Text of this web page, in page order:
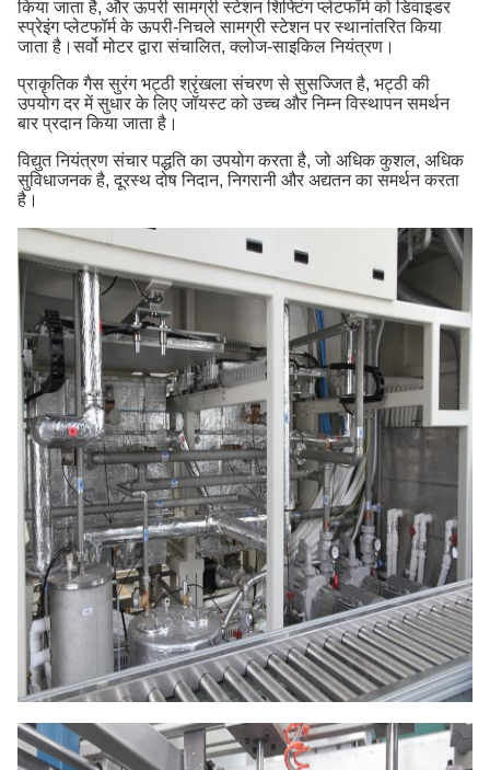
किया जाता है, और ऊपरी सामग्री स्टेशन शिफ्टिंग प्लेटफॉर्म को डिवाइडर
स्प्रेइंग प्लेटफॉर्म के ऊपरी-निचले सामग्री स्टेशन पर स्थानांतरित किया
जाता है।सर्वो मोटर द्वारा संचालित, क्लोज-साइकिल नियंत्रण।
प्राकृतिक गैस सुरंग भट्ठी श्रृंखला संचरण से सुसज्जित है, भट्ठी की
उपयोग दर में सुधार के लिए जॉयस्ट को उच्च और निम्न विस्थापन समर्थन
बार प्रदान किया जाता है।
विद्युत नियंत्रण संचार पद्धति का उपयोग करता है, जो अधिक कुशल, अधिक
सुविधाजनक है, दूरस्थ दोष निदान, निगरानी और अद्यतन का समर्थन करता
है।